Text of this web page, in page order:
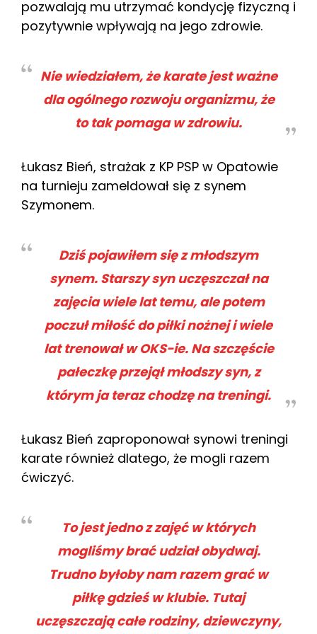
pozwalają mu utrzymać kondycję fizyczną i
pozytywnie wpływają na jego zdrowie.
Nie wiedziałem, że karate jest ważne
dla ogólnego rozwoju organizmu, że
to tak pomaga w zdrowiu.
Łukasz Bień, strażak z KP PSP w Opatowie
na turnieju zameldował się z synem
Szymonem.
Dziś pojawiłem się z młodszym
synem. Starszy syn uczęszczał na
zajęcia wiele lat temu, ale potem
poczuł miłość do piłki nożnej i wiele
lat trenował w OKS-ie. Na szczęście
pałeczkę przejął młodszy syn, z
którym ja teraz chodzę na treningi.
Łukasz Bień zaproponował synowi treningi
karate również dlatego, że mogli razem
ćwiczyć.
To jest jedno z zajęć w których
mogliśmy brać udział obydwaj.
Trudno byłoby nam razem grać w
piłkę gdzieś w klubie. Tutaj
uczęszczają całe rodziny, dziewczyny,